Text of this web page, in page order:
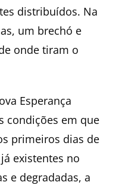
distribuídos. Na
um brechó e
onde tiram o
Esperança
condições em que
primeiros dias de
existentes no
e degradadas, a